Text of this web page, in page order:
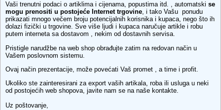
Vaši trenutni podaci o artiklima i cijenama, popustima itd. , automatski se
mogu prenositi u postojeće Internet trgovine, i tako Vašu ponudu
prikazati mnogo večem broju potencijalnih korisnika i kupaca, nego što ih
dolazi fizički u trgovine. Sve više ljudi i kupaca naručuje artikle i robu
putem interneta sa dostavom , nekim od dostavnih servisa.
Pristigle narudžbe na web shop obrađujte zatim na redovan način u
Vašem poslovnom sistemu.
Ovaj način prezentacije, može povećati Vaš promet , a time i profit.
Ukoliko ste zainteresirani za export vaših artikala, roba ili usluga u neki
od postojećih web shopova, javite nam se na naše kontakte.
Uz poštovanje,